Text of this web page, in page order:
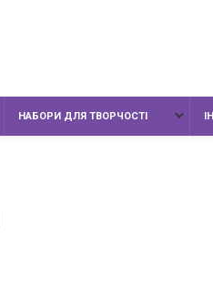
НАБОРИ ДЛЯ ТВОРЧОСТІ